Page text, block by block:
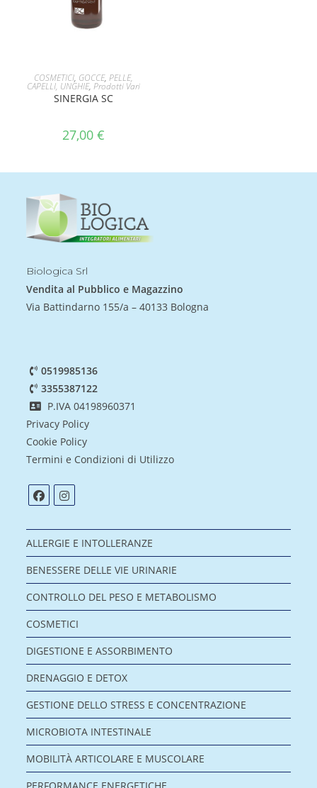
AGGIUNGI AL CARRELLO
COSMETICI, GOCCE,PELLE,
CAPELLI, UNGHIE,Prodotti Vari
SINERGIA SC
27,00€
Biologica Srl
Vendita al Pubblico e Magazzino
Via Battindarno 155/a – 40133 Bologna
0519985136
3355387122
P.IVA 04198960371
Privacy Policy
Cookie Policy
Termini e Condizioni di Utilizzo
ALLERGIE E INTOLLERANZE
BENESSERE DELLE VIE URINARIE
CONTROLLO DEL PESO E METABOLISMO
COSMETICI
DIGESTIONE E ASSORBIMENTO
DRENAGGIO E DETOX
GESTIONE DELLO STRESS E CONCENTRAZIONE
MICROBIOTA INTESTINALE
MOBILITÀ ARTICOLARE E MUSCOLARE